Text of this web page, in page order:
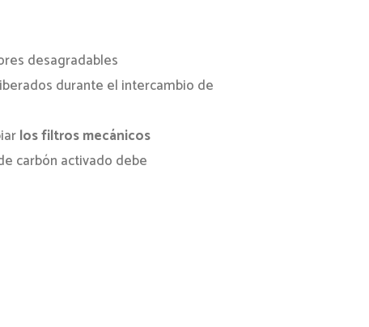
desagradables
durante el intercambio de
los filtros mecánicos
carbón activado debe